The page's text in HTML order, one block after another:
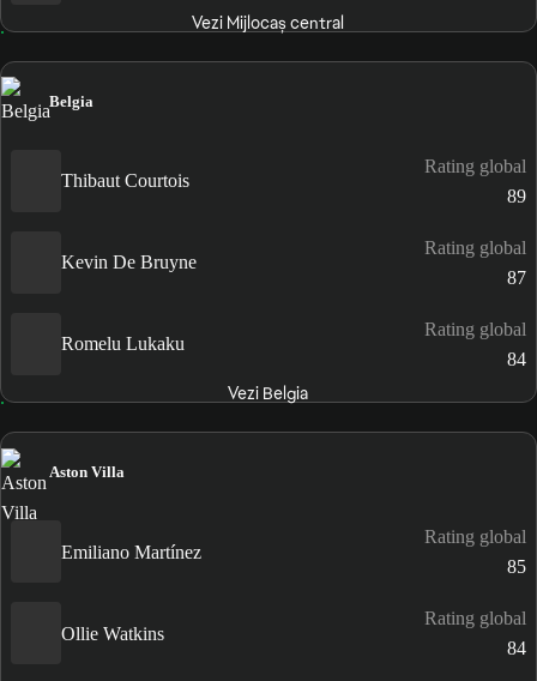
Vezi Mijlocaș central
Belgia
Thibaut Courtois
Rating global
89
Kevin De Bruyne
Rating global
87
Romelu Lukaku
Rating global
84
Vezi Belgia
Aston Villa
Emiliano Martínez
Rating global
85
Ollie Watkins
Rating global
84